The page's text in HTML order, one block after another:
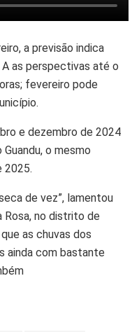
a previsão indica
A as perspectivas até o
fevereiro pode
e dezembro de 2024
o mesmo
2025.
de vez”, lamentou
Rosa, no distrito de
as chuvas dos
ainda com bastante